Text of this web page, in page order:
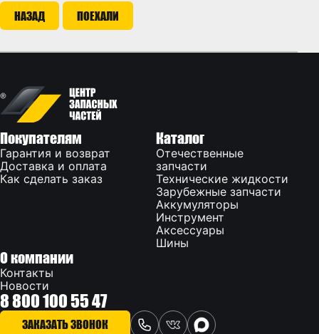
НАЗАД ПОЕХАЛИ
Покупателям
Гарантия и возврат
Доставка и оплата
Как сделать заказ
Каталог
Отечественные
запчасти
Технические жидкости
Зарубежные запчасти
Аккумуляторы
Инструмент
Аксессуары
Шины
О компании
Контакты
Новости
8 800 100 55 47
ЗАКАЗАТЬ ЗВОНОК